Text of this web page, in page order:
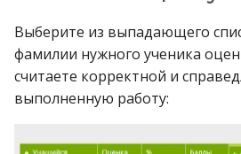
Сертификаты моих
учеников
Как удалить аккаунт?
Выберите из выпадающего
фамилии нужного ученика
считаете корректной и
выполненную работу: